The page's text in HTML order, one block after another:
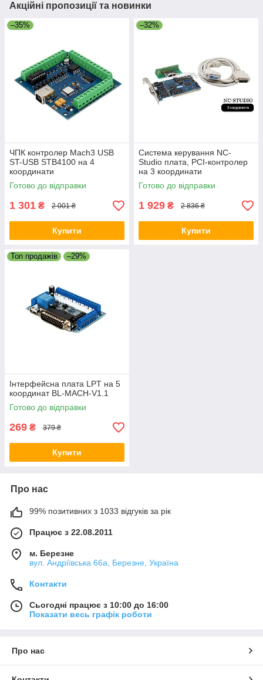
Акційні пропозиції та новинки
–35%
ЧПК контролер Mach3 USB
ST-USB STB4100 на 4
координати
Готово до відправки
1 301 ₴ 2 001 ₴
Купити
–32%
Система керування NC-
Studio плата, PCI-контролер
на 3 координати
Готово до відправки
1 929 ₴ 2 836 ₴
Купити
Топ продажів –29%
Інтерфейсна плата LPT на 5
координат BL-MACH-V1.1
Готово до відправки
269 ₴ 379 ₴
Купити
Про нас
99% позитивних з 1033 відгуків за рік
Працює з 22.08.2011
м. Березне
вул. Андріївська 66а, Березне, Україна
Контакти
Сьогодні працює з 10:00 до 16:00
Показати весь графік роботи
Про нас